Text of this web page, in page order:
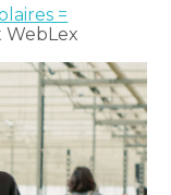
=
WebLex